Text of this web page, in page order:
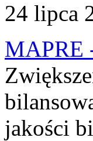
24 lipca
MAPRE
jakości